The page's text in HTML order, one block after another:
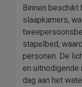
Binnen
slaapkamers,
stapelbed,
personen. De
en uitnodigende
dag aan het